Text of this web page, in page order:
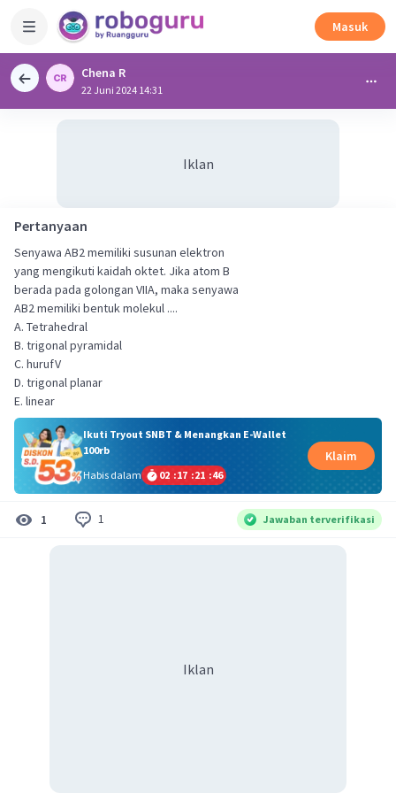
Masuk
Chena R
22 Juni 2024 14:31
Iklan
Pertanyaan
Senyawa AB2 memiliki susunan elektron
yang mengikuti kaidah oktet. Jika atom B
berada pada golongan VIIA, maka senyawa
AB2 memiliki bentuk molekul ....
A. Tetrahedral
B. trigonal pyramidal
C. hurufV
D. trigonal planar
E. linear
Ikuti Tryout SNBT & Menangkan E-Wallet
100rb
Habis dalam
02 :17 :21 :46
Klaim
1 1 Jawaban terverifikasi
Iklan